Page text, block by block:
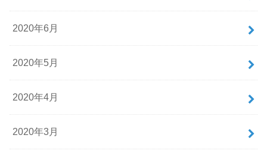
2020年6月
2020年5月
2020年4月
2020年3月